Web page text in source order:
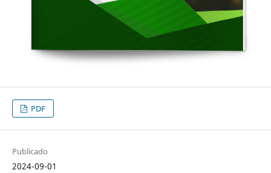
PDF
Publicado
2024-09-01